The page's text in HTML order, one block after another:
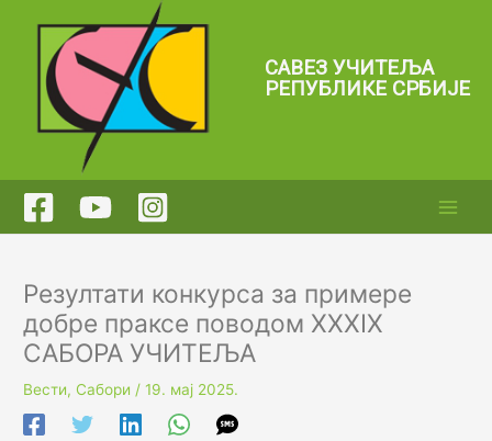
садржај
САВЕЗ УЧИТЕЉА
РЕПУБЛИКЕ СРБИЈЕ
Резултати конкурса за примере
добре праксе поводом XXXIX
САБОРА УЧИТЕЉА
Вести, Сабори /19. мај 2025.